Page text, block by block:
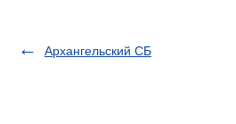
Архангельский СБ